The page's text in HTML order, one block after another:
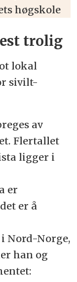
høgskole
trolig
lokal
sivilt-
av
Flertallet
ligger i
er
er å
Nord-Norge,
han og